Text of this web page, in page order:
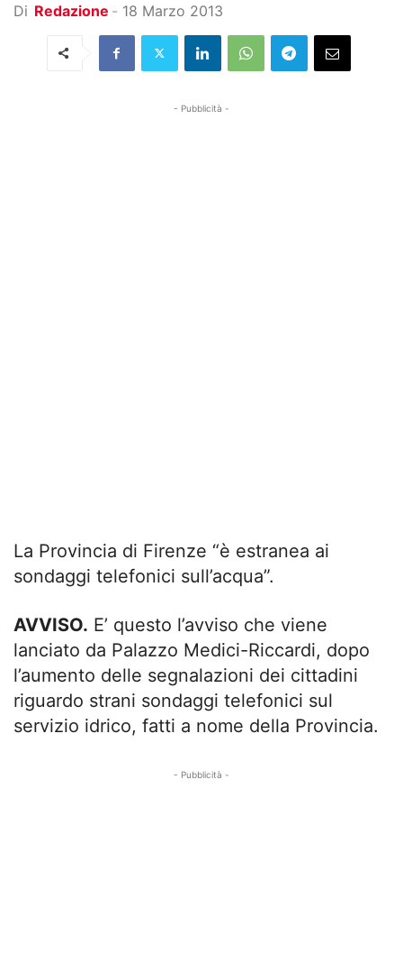
Di Redazione - 18 Marzo 2013
- Pubblicità -
La Provincia di Firenze “è estranea ai
sondaggi telefonici sull’acqua”.
AVVISO. E’ questo l’avviso che viene
lanciato da Palazzo Medici-Riccardi, dopo
l’aumento delle segnalazioni dei cittadini
riguardo strani sondaggi telefonici sul
servizio idrico, fatti a nome della Provincia.
- Pubblicità -